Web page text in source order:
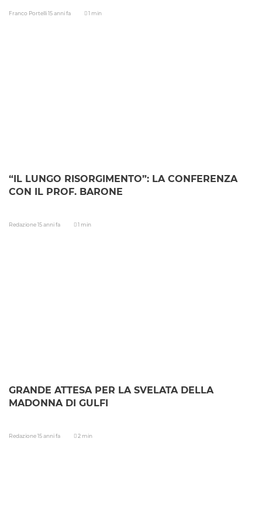
Franco Portelli15 anni fa 1 min
“IL LUNGO RISORGIMENTO”: LA CONFERENZA
CON IL PROF. BARONE
Redazione15 anni fa 1 min
GRANDE ATTESA PER LA SVELATA DELLA
MADONNA DI GULFI
Redazione15 anni fa 2 min